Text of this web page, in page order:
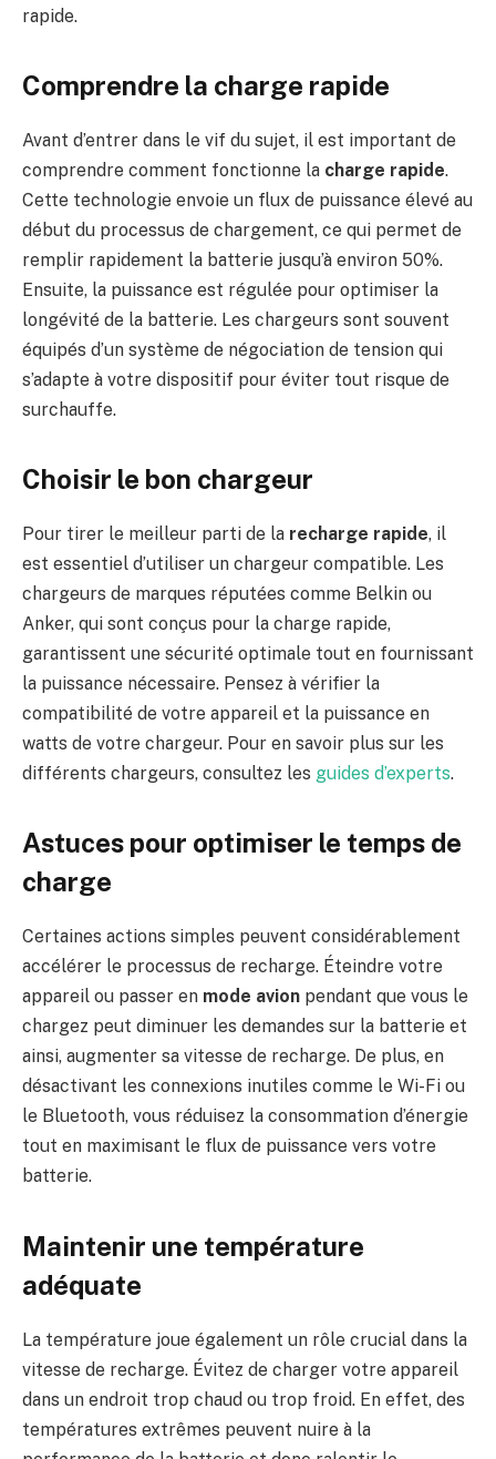
rapide.
Comprendre la charge rapide
Avant d’entrer dans le vif du sujet, il est important de
comprendre comment fonctionne la charge rapide.
Cette technologie envoie un flux de puissance élevé au
début du processus de chargement, ce qui permet de
remplir rapidement la batterie jusqu’à environ 50%.
Ensuite, la puissance est régulée pour optimiser la
longévité de la batterie. Les chargeurs sont souvent
équipés d’un système de négociation de tension qui
s’adapte à votre dispositif pour éviter tout risque de
surchauffe.
Choisir le bon chargeur
Pour tirer le meilleur parti de la recharge rapide, il
est essentiel d’utiliser un chargeur compatible. Les
chargeurs de marques réputées comme Belkin ou
Anker, qui sont conçus pour la charge rapide,
garantissent une sécurité optimale tout en fournissant
la puissance nécessaire. Pensez à vérifier la
compatibilité de votre appareil et la puissance en
watts de votre chargeur. Pour en savoir plus sur les
différents chargeurs, consultez les guides d’experts.
Astuces pour optimiser le temps de
charge
Certaines actions simples peuvent considérablement
accélérer le processus de recharge. Éteindre votre
appareil ou passer en mode avion pendant que vous le
chargez peut diminuer les demandes sur la batterie et
ainsi, augmenter sa vitesse de recharge. De plus, en
désactivant les connexions inutiles comme le Wi-Fi ou
le Bluetooth, vous réduisez la consommation d’énergie
tout en maximisant le flux de puissance vers votre
batterie.
Maintenir une température
adéquate
La température joue également un rôle crucial dans la
vitesse de recharge. Évitez de charger votre appareil
dans un endroit trop chaud ou trop froid. En effet, des
températures extrêmes peuvent nuire à la